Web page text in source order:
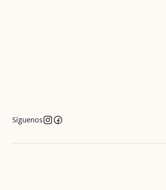
Síguenos